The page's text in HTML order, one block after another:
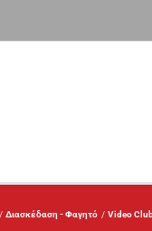
Διασκέδαση - Φαγητό Video